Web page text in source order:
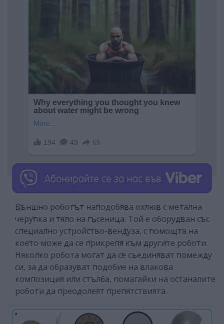
Външно роботът наподобява охлюв с метална
черупка и тяло на гъсеница. Той е оборудван със
специално устройство-вендуза, с помощта на
което може да се прикрепя към другите роботи.
Няколко робота могат да се съединяват помежду
си, за да образуват подобие на влакова
композиция или стълба, помагайки на останалите
роботи да преодолеят препятствията.